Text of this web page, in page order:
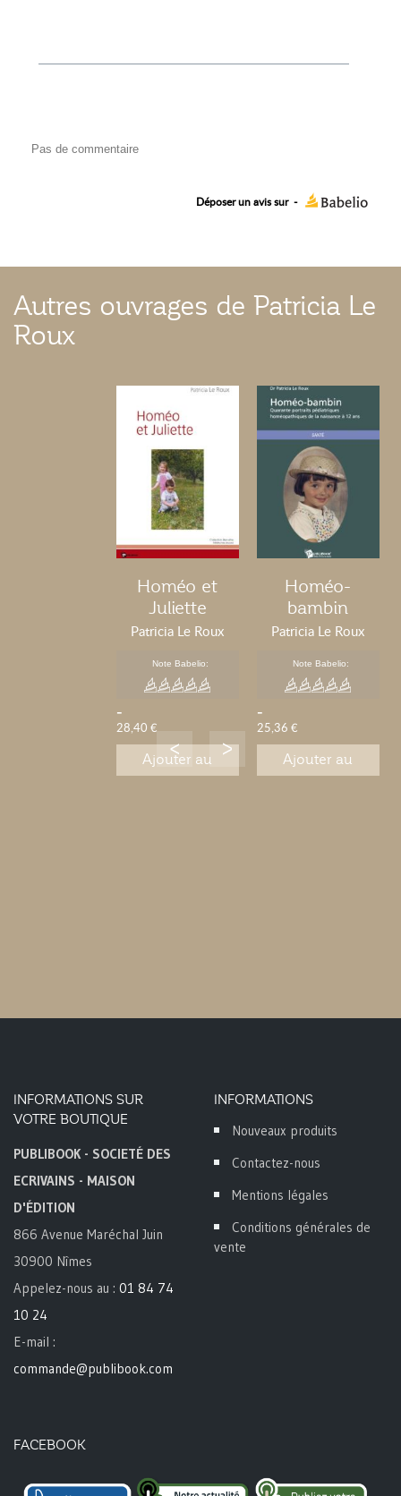
Pas de commentaire
Déposer un avis sur -
Autres ouvrages de Patricia Le
Roux
Homéo et
Juliette
Patricia Le Roux
Note Babelio:
-
28,40 €
Ajouter au
Homéo-
bambin
Patricia Le Roux
Note Babelio:
-
25,36 €
Ajouter au
INFORMATIONS SUR
VOTRE BOUTIQUE
PUBLIBOOK - SOCIETÉ DES
ECRIVAINS - MAISON
D'ÉDITION
866 Avenue Maréchal Juin
30900 Nîmes
Appelez-nous au : 01 84 74
10 24
E-mail :
commande@publibook.com
INFORMATIONS
Nouveaux produits
Contactez-nous
Mentions légales
Conditions générales de
vente
FACEBOOK